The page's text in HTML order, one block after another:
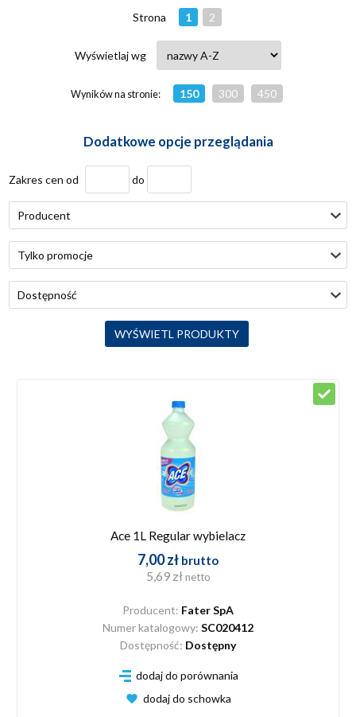
Strona 1 2
Wyświetlaj wg
Wyników na stronie: 150 300 450
Dodatkowe opcje przeglądania
Zakres cen od do
Producent
Tylko promocje
Dostępność
Ace 1L Regular wybielacz
7,00 zł brutto
5,69 zł netto
Producent: Fater SpA
Numer katalogowy: SC020412
Dostępność: Dostępny
dodaj do porównania
dodaj do schowka